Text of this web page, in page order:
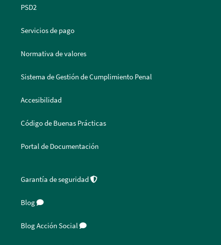
PSD2
Servicios de pago
Normativa de valores
Sistema de Gestión de Cumplimiento Penal
Accesibilidad
Código de Buenas Prácticas
Portal de Documentación
Garantía de seguridad
Blog
Blog Acción Social